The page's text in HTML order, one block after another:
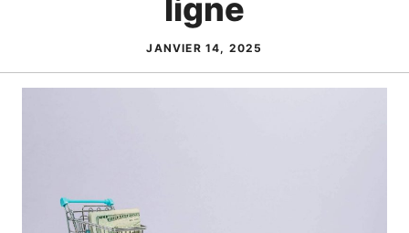
ligne
JANVIER 14, 2025